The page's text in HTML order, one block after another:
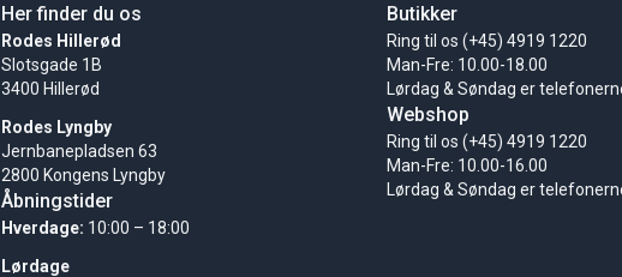
Her finder du os
Rodes Hillerød
Slotsgade 1B
3400 Hillerød
Rodes Lyngby
Jernbanepladsen 63
2800 Kongens Lyngby
Åbningstider
Hverdage: 10:00 – 18:00
Lørdage
Butikker
Ring til os (+45) 4919 1220
Man-Fre: 10.00-18.00
Lørdag & Søndag er
Webshop
Ring til os (+45) 4919 1220
Man-Fre: 10.00-16.00
Lørdag & Søndag er